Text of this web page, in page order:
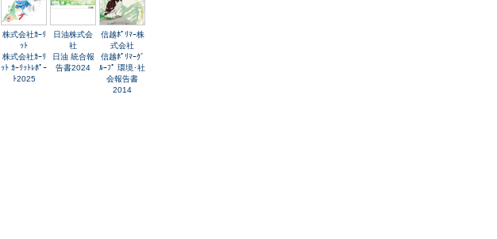
株式会社ｶｰﾘ
ｯﾄ
株式会社ｶｰﾘ
ｯﾄ ｶｰﾘｯﾄﾚﾎﾟｰ
ﾄ2025
日油株式会
社
日油 統合報
告書2024
信越ﾎﾟﾘﾏｰ株
式会社
信越ﾎﾟﾘﾏｰｸﾞ
ﾙｰﾌﾟ 環境･社
会報告書
2014